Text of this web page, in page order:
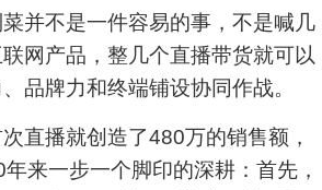
不是一件容易的事，不是喊几
网产品，整几个直播带货就可以
品牌力和终端铺设协同作战。
播就创造了480万的销售额，
来一步一个脚印的深耕：首先，